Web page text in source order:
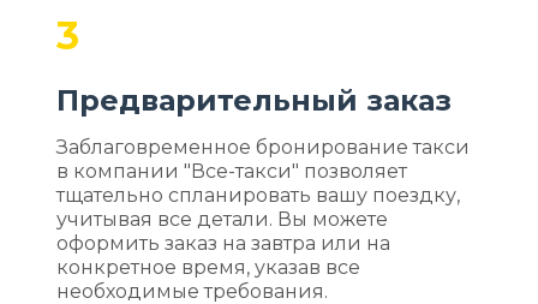
3
Предварительный заказ
Заблаговременное бронирование такси
в компании "Все-такси" позволяет
тщательно спланировать вашу поездку,
учитывая все детали. Вы можете
оформить заказ на завтра или на
конкретное время, указав все
необходимые требования.